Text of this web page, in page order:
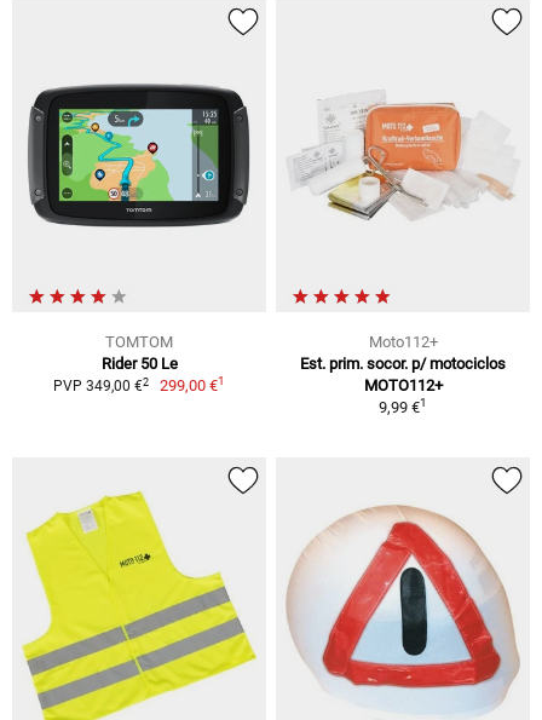
TOMTOM
Rider 50 Le
PVP 349,00 €2 299,00 €1
Moto112+
Est. prim. socor. p/ motociclos
MOTO112+
9,99 €1